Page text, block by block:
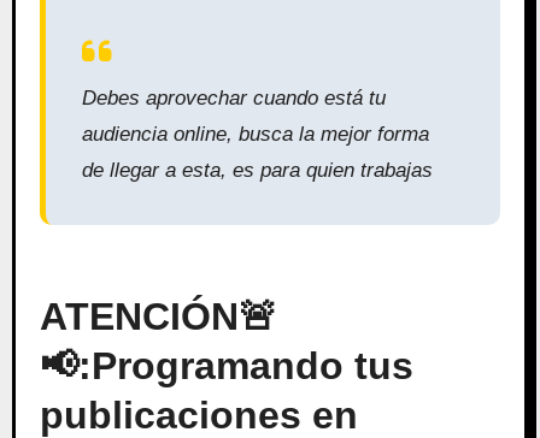
Debes aprovechar cuando está tu
audiencia online, busca la mejor forma
de llegar a esta, es para quien trabajas
ATENCIÓN🚨
📢:Programando tus
publicaciones en